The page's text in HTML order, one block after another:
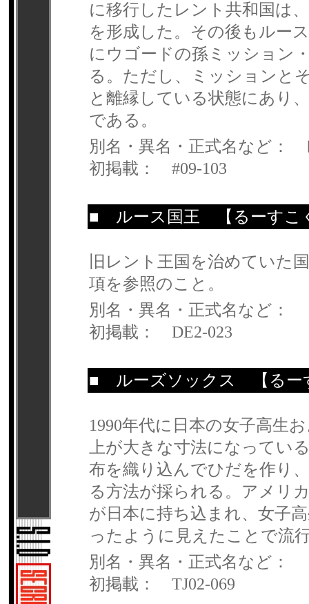
に移行したレント共和国は
を形成した。その後もルー
にウゴードの孫ミッション
る。ただし、ミッションと
と離縁している状態にあり
である。
別名・異名・正式名など：
初掲載： #09-103
■ ルース国王 【るーすこ
旧レント王国を治めていた
項を参照のこと。
別名・異名・正式名など：
初掲載： DE2-023
■ ルーズソックス 【るー
1990年代に日本の女子高生
上が大きな寸法になってい
布を織り込んでひだを作り
る方法が採られる。アメリ
が日本に持ち込まれ、女子
ったように見えたことで流
別名・異名・正式名など：
初掲載： TJ02-069